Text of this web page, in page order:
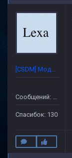
[CSDM] Модератор
Сообщений: 632
Спасибок: 130